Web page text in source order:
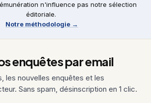
n'influence pas notre sélection
éditoriale.
Notre méthodologie →
enquêtes par email
les nouvelles enquêtes et les
Sans spam, désinscription en 1 clic.